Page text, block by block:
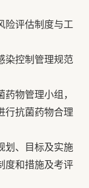
险评估制度与工
染控制管理规范
物管理小组，
行抗菌药物合理
划、目标及实施
度和措施及考评